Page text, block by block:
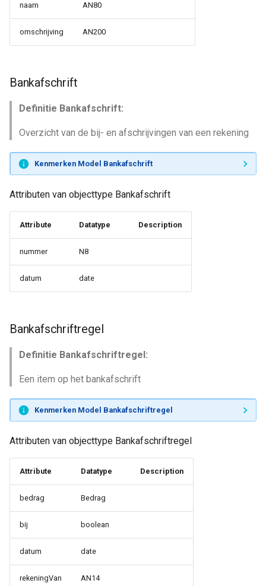
naam AN80
omschrijving AN200
Bankafschrift
Definitie Bankafschrift:
Overzicht van de bij- en afschrijvingen van een rekening
Kenmerken Model Bankafschrift
Attributen van objecttype Bankafschrift
Attribute Datatype Description
nummer N8
datum date
Bankafschriftregel
Definitie Bankafschriftregel:
Een item op het bankafschrift
Kenmerken Model Bankafschriftregel
Attributen van objecttype Bankafschriftregel
Attribute Datatype Description
bedrag Bedrag
bij boolean
datum date
rekeningVan AN14